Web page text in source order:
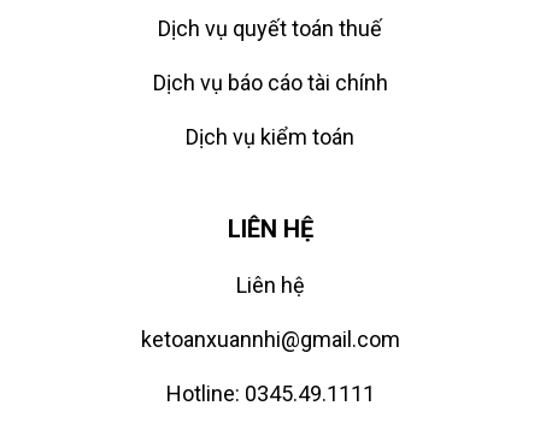
Dịch vụ quyết toán thuế
Dịch vụ báo cáo tài chính
Dịch vụ kiểm toán
LIÊN HỆ
Liên hệ
ketoanxuannhi@gmail.com
Hotline: 0345.49.1111